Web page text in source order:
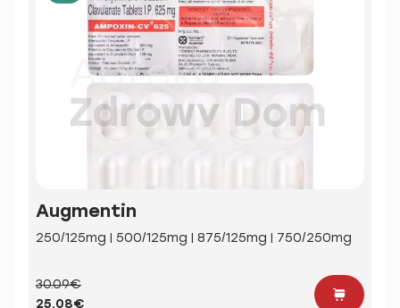
Augmentin
250/125mg | 500/125mg | 875/125mg | 750/250mg
30.09€
25.08€